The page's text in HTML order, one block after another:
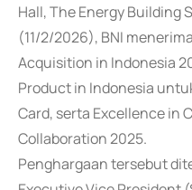
Hall, The Energy Building
(11/2/2026), BNI
Acquisition in Indonesia
Product in Indonesia
Card, serta Excellence in
Collaboration 2025.
Penghargaan tersebut